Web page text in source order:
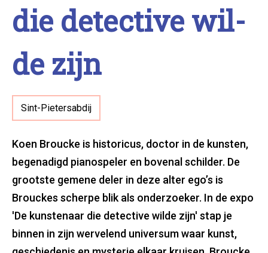
die detec­ti­ve wil­
de zijn
Sint-Pietersabdij
Koen Broucke is historicus, doctor in de kunsten,
begenadigd pianospeler en bovenal schilder. De
grootste gemene deler in deze alter ego’s is
Brouckes scherpe blik als onderzoeker. In de expo
'De kunstenaar die detective wilde zijn' stap je
binnen in zijn wervelend universum waar kunst,